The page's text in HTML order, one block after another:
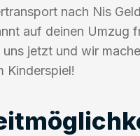
nach Nis
auf deinen Umzug
uns jetzt und wir
Kinderspiel!